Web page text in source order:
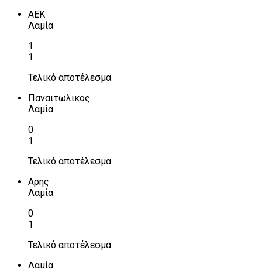
ΑΕΚ
Λαμία
1
1
Τελικό αποτέλεσμα
Παναιτωλικός
Λαμία
0
1
Τελικό αποτέλεσμα
Αρης
Λαμία
0
1
Τελικό αποτέλεσμα
Λαμία